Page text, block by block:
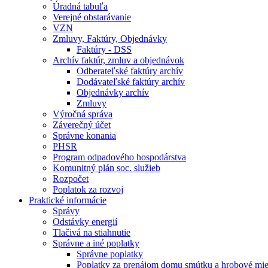
Úradná tabuľa
Verejné obstarávanie
VZN
Zmluvy, Faktúry, Objednávky
Faktúry - DSS
Archív faktúr, zmluv a objednávok
Odberateľské faktúry archív
Dodávateľské faktúry archív
Objednávky archív
Zmluvy
Výročná správa
Záverečný účet
Správne konania
PHSR
Program odpadového hospodárstva
Komunitný plán soc. služieb
Rozpočet
Poplatok za rozvoj
Praktické informácie
Správy
Odstávky energií
Tlačivá na stiahnutie
Správne a iné poplatky
Správne poplatky
Poplatky za prenájom domu smútku a hrobové